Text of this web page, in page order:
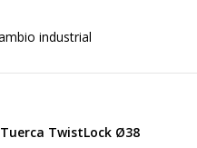
Tuerca TwistLock Ø38